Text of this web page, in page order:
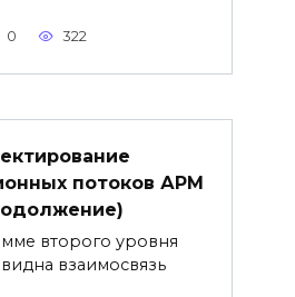
0 322
потоков АРМ
второго уровня
взаимосвязь